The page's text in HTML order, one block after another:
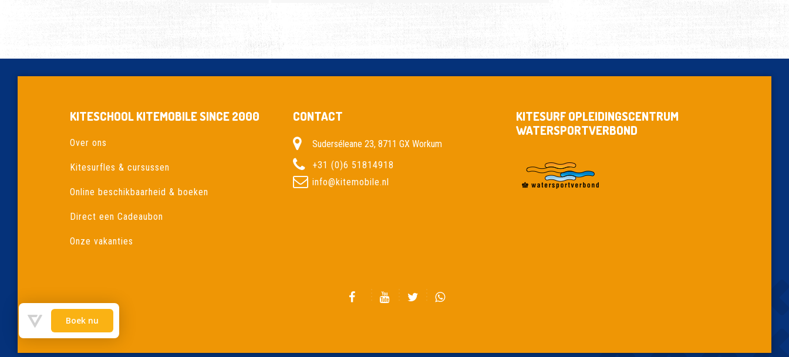
KITESCHOOL KITEMOBILE SINCE 2000
Over ons
Kitesurfles & cursussen
Online beschikbaarheid & boeken
Direct een Cadeaubon
Onze vakanties
CONTACT
Suderséleane 23, 8711 GX Workum
+31 (0)6 51814918
info@kitemobile.nl
KITESURF OPLEIDINGSCENTRUM
WATERSPORTVERBOND